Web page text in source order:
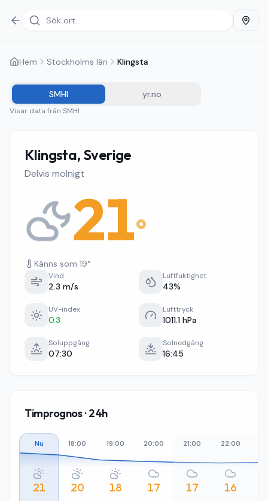
Hem Stockholms län Klingsta
SMHI yr.no
Visar data från SMHI
Klingsta, Sverige
Delvis molnigt
21°
Känns som 19°
Vind
2.3 m/s
Luftfuktighet
43%
UV-index
0.3
Lufttryck
1011.1 hPa
Soluppgång
07:30
Solnedgång
16:45
Timprognos · 24h
Nu
21
18:00
20
19:00
18
20:00
17
21:00
17
22:00
16